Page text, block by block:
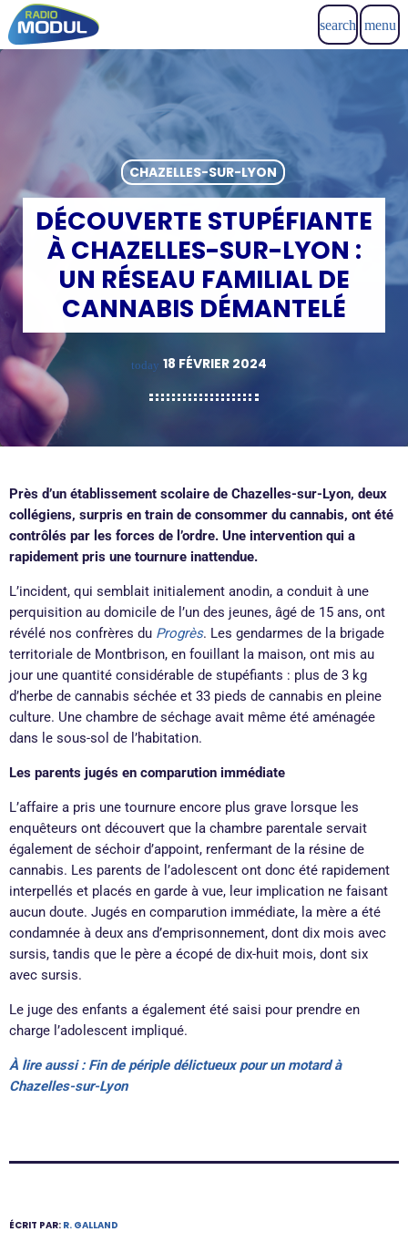
search menu
CHAZELLES-SUR-LYON
DÉCOUVERTE STUPÉFIANTE
À CHAZELLES-SUR-LYON :
UN RÉSEAU FAMILIAL DE
CANNABIS DÉMANTELÉ
today 18 FÉVRIER 2024
Près d’un établissement scolaire de Chazelles-sur-Lyon, deux
collégiens, surpris en train de consommer du cannabis, ont été
contrôlés par les forces de l’ordre. Une intervention qui a
rapidement pris une tournure inattendue.
L’incident, qui semblait initialement anodin, a conduit à une
perquisition au domicile de l’un des jeunes, âgé de 15 ans, ont
révélé nos confrères du Progrès. Les gendarmes de la brigade
territoriale de Montbrison, en fouillant la maison, ont mis au
jour une quantité considérable de stupéfiants : plus de 3 kg
d’herbe de cannabis séchée et 33 pieds de cannabis en pleine
culture. Une chambre de séchage avait même été aménagée
dans le sous-sol de l’habitation.
Les parents jugés en comparution immédiate
L’affaire a pris une tournure encore plus grave lorsque les
enquêteurs ont découvert que la chambre parentale servait
également de séchoir d’appoint, renfermant de la résine de
cannabis. Les parents de l’adolescent ont donc été rapidement
interpellés et placés en garde à vue, leur implication ne faisant
aucun doute. Jugés en comparution immédiate, la mère a été
condamnée à deux ans d’emprisonnement, dont dix mois avec
sursis, tandis que le père a écopé de dix-huit mois, dont six
avec sursis.
Le juge des enfants a également été saisi pour prendre en
charge l’adolescent impliqué.
À lire aussi : Fin de périple délictueux pour un motard à
Chazelles-sur-Lyon
ÉCRIT PAR: R. GALLAND